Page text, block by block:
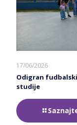
17/06/2026
Odigran
studije